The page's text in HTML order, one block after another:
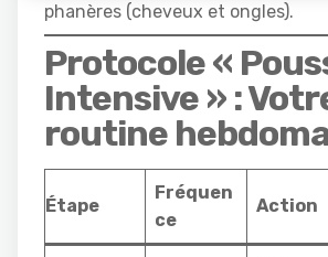
phanères (cheveux et ongles).
Protocole «
Intensive » :
routine
Étape
Fréquen
ce
Action